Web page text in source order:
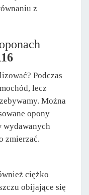
z
Podczas
lecz
Można
opony
wydawanych
zmierzać.
ciężko
obijające się